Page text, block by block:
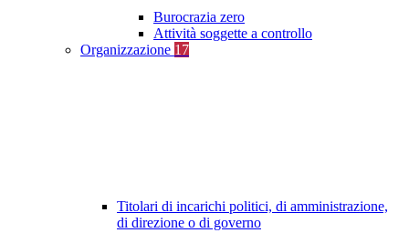
Burocrazia zero
Attività soggette a controllo
Organizzazione 17
Titolari di incarichi politici, di amministrazione,
di direzione o di governo